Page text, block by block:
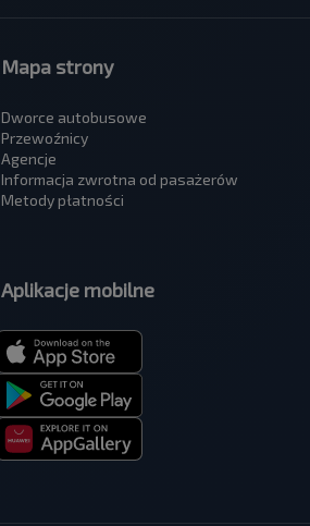
Mapa strony
Dworce autobusowe
Przewoźnicy
Agencje
Informacja zwrotna od pasażerów
Metody płatności
Aplikacje mobilne